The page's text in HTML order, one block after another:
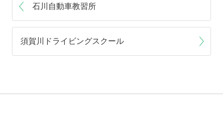
石川自動車教習所
須賀川ドライビングスクール